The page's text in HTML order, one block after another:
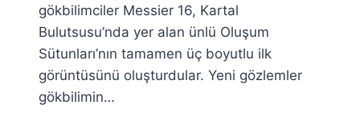
gökbilimciler Messier 16, Kartal
Bulutsusu’nda yer alan ünlü Oluşum
Sütunları’nın tamamen üç boyutlu ilk
görüntüsünü oluşturdular. Yeni gözlemler
gökbilimin…